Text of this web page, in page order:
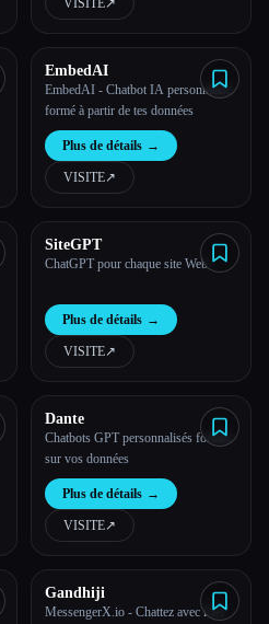
VISITE↗︎
EmbedAI
EmbedAI - Chatbot IA personnalisé
formé à partir de tes données
Plus de détails →
VISITE↗︎
SiteGPT
ChatGPT pour chaque site Web
Plus de détails →
VISITE↗︎
Dante
Chatbots GPT personnalisés formés
sur vos données
Plus de détails →
VISITE↗︎
Gandhiji
MessengerX.io - Chattez avec l''IA